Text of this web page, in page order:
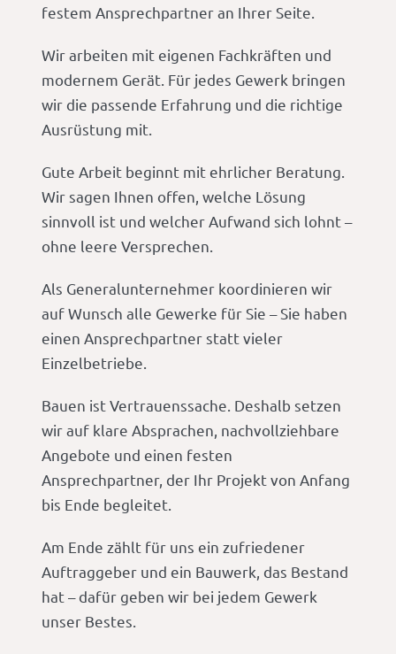
festem Ansprechpartner an Ihrer Seite.
Wir arbeiten mit eigenen Fachkräften und
modernem Gerät. Für jedes Gewerk bringen
wir die passende Erfahrung und die richtige
Ausrüstung mit.
Gute Arbeit beginnt mit ehrlicher Beratung.
Wir sagen Ihnen offen, welche Lösung
sinnvoll ist und welcher Aufwand sich lohnt –
ohne leere Versprechen.
Als Generalunternehmer koordinieren wir
auf Wunsch alle Gewerke für Sie – Sie haben
einen Ansprechpartner statt vieler
Einzelbetriebe.
Bauen ist Vertrauenssache. Deshalb setzen
wir auf klare Absprachen, nachvollziehbare
Angebote und einen festen
Ansprechpartner, der Ihr Projekt von Anfang
bis Ende begleitet.
Am Ende zählt für uns ein zufriedener
Auftraggeber und ein Bauwerk, das Bestand
hat – dafür geben wir bei jedem Gewerk
unser Bestes.